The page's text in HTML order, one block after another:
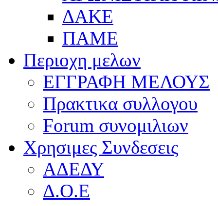
ΔΑΚΕ
ΠΑΜΕ
Περιοχη μελων
ΕΓΓΡΑΦΗ ΜΕΛΟΥΣ
Πρακτικα συλλογου
Forum συνομιλιων
Χρησιμες Συνδεσεις
ΑΔΕΔΥ
Δ.Ο.Ε